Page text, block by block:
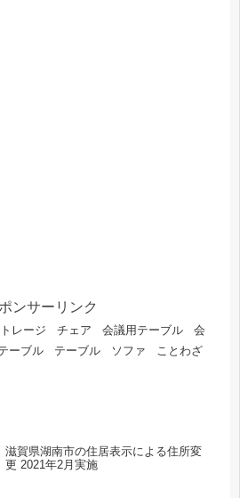
ンサーリンク
レージ チェア 会議用テーブル
会
ーブル テーブル ソファ
ことわざ
滋賀県湖南市の住居表示による住所変
更 2021年2月実施